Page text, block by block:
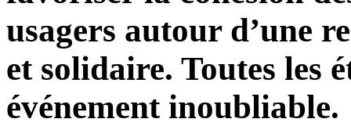
usagers autour d’une
et solidaire. Toutes les
événement inoubliable.